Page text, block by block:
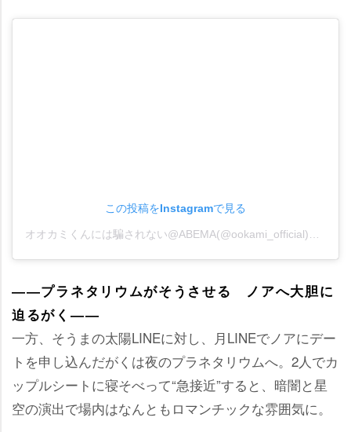
この投稿をInstagramで見る
――プラネタリウムがそうさせる ノアへ大胆に
迫るがく――
一方、そうまの太陽LINEに対し、月LINEでノアにデー
トを申し込んだがくは夜のプラネタリウムへ。2人でカ
ップルシートに寝そべって“急接近”すると、暗闇と星
空の演出で場内はなんともロマンチックな雰囲気に。